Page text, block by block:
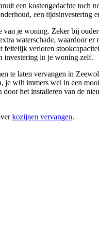
een kostengedachte toch
een tijdsinvestering
je woning. Zeker bij
waterschade, waardoor
verloren
investering in je woning zelf.
te laten vervangen in
wilt immers wel in een
het installeren van de
kozijnen vervangen.